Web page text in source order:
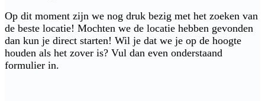
Op dit moment zijn we nog druk bezig met het zoeken van
de beste locatie! Mochten we de locatie hebben gevonden
dan kun je direct starten! Wil je dat we je op de hoogte
houden als het zover is? Vul dan even onderstaand
formulier in.